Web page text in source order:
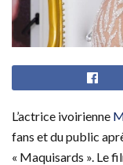
L’actrice ivoirienne
fans et du public
« Maquisards ». Le